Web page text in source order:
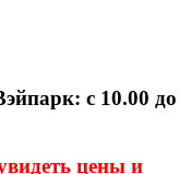
с 10.00 до
цены и